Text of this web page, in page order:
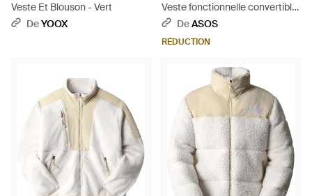
Veste Et Blouson - Vert
DeYOOX
Veste fonctionnelle convertible
- Bleu
DeASOS
RÉDUCTION